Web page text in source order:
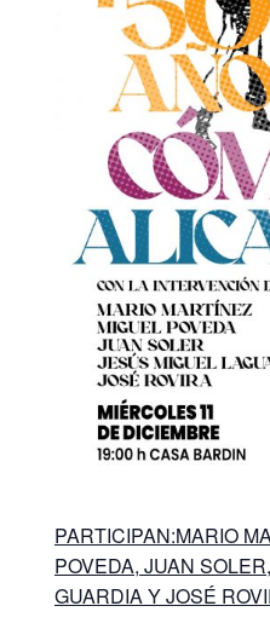
PARTICIPAN:MARIO
POVEDA, JUAN
GUARDIA Y JOSÉ